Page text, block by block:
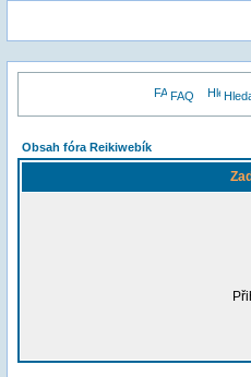
FAQ
Obsah fóra Reikiwebík